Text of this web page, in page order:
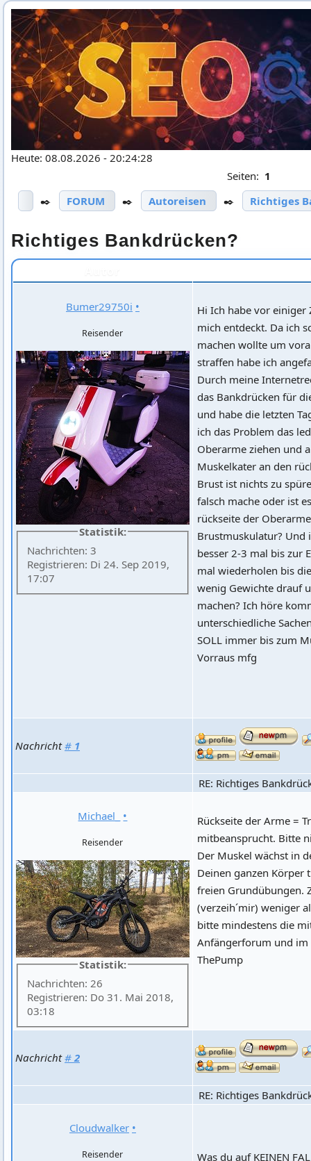
Heute: 08.08.2026 - 20:24:28
Seiten: 1
✒️
FORUM ✒️ Autoreisen ✒️ Richtiges
Richtiges Bankdrücken?
Bumer29750i •
Reisender
Statistik:
Nachrichten: 3
Registrieren: Di 24. Sep 2019,
17:07
Hi Ich habe vor einiger
mich entdeckt. Da ich
machen wollte um
straffen habe ich
Durch meine
das Bankdrücken für
und habe die letzten
ich das Problem das
Oberarme ziehen und
Muskelkater an den
Brust ist nichts zu
falsch mache oder ist
rückseite der
Brustmuskulatur? Und
besser 2-3 mal bis zur
mal wiederholen bis
wenig Gewichte drauf
machen? Ich höre
unterschiedliche
SOLL immer bis zum
Vorraus mfg
Nachricht# 1
RE: Richtiges
Michael_ •
Reisender
Statistik:
Nachrichten: 26
Registrieren: Do 31. Mai 2018,
03:18
Rückseite der Arme =
mitbeansprucht. Bitte
Der Muskel wächst in
Deinen ganzen Körper
freien Grundübungen.
(verzeih´mir) weniger
bitte mindestens die
Anfängerforum und im
ThePump
Nachricht# 2
RE: Richtiges
Cloudwalker •
Reisender
Was du auf KEINEN